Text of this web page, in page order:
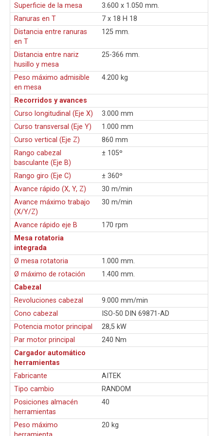
Superficie de la mesa
3.600 x 1.050 mm.
Ranuras en T
7 x 18 H 18
Distancia entre ranuras
en T
125 mm.
Distancia entre nariz
husillo y mesa
25-366 mm.
Peso máximo admisible
en mesa
4.200 kg
Recorridos y avances
Curso longitudinal (Eje X)
3.000 mm
Curso transversal (Eje Y)
1.000 mm
Curso vertical (Eje Z)
860 mm
Rango cabezal
basculante (Eje B)
± 105º
Rango giro (Eje C)
± 360º
Avance rápido (X, Y, Z)
30 m/min
Avance máximo trabajo
(X/Y/Z)
30 m/min
Avance rápido eje B
170 rpm
Mesa rotatoria
integrada
Ø mesa rotatoria
1.000 mm.
Ø máximo de rotación
1.400 mm.
Cabezal
Revoluciones cabezal
9.000 mm/min
Cono cabezal
ISO-50 DIN 69871-AD
Potencia motor principal
28,5 kW
Par motor principal
240 Nm
Cargador automático
herramientas
Fabricante
AITEK
Tipo cambio
RANDOM
Posiciones almacén
herramientas
40
Peso máximo
20 kg